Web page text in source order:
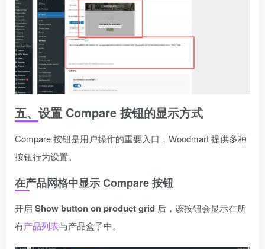
五、设置 Compare 按钮的显示方式
Compare 按钮是用户操作的重要入口，Woodmart 提供多种
按钮行为设置。
在产品网格中显示 Compare 按钮
开启 Show button on product grid 后，该按钮会显示在所
有产品列表与产品盒子中。